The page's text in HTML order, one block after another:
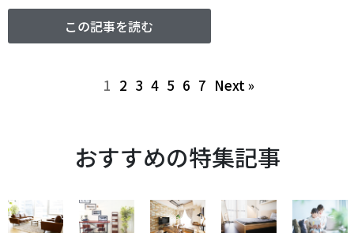
この記事を読む
1 2 3 4 5 6 7 Next »
おすすめの特集記事